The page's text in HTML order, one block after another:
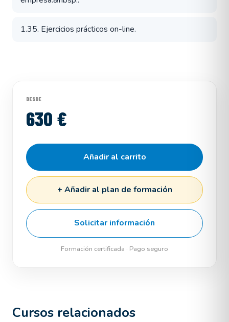
1.35. Ejercicios prácticos on-line.
DESDE
630 €
Añadir al carrito
+ Añadir al plan de formación
Solicitar información
Formación certificada · Pago seguro
Cursos relacionados